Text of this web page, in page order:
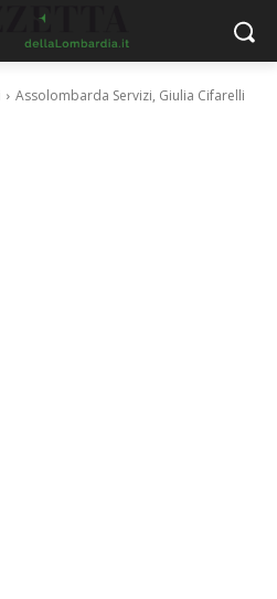
Assolombarda Servizi, Giulia Cifarelli